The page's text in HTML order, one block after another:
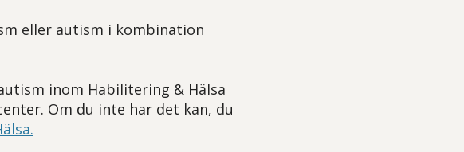
eller autism i kombination
inom Habilitering & Hälsa
Om du inte har det kan, du